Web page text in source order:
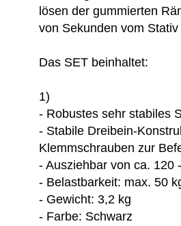
lösen der gummierten
von Sekunden vom
Das SET beinhaltet:
1)
- Robustes sehr stabiles
- Stabile Dreibein-
Klemmschrauben zur
- Ausziehbar von ca. 120
- Belastbarkeit: max. 50
- Gewicht: 3,2 kg
- Farbe: Schwarz